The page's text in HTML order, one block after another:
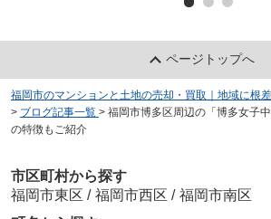
ページトップへ
福岡市のマンションと土地の売却・買取｜地域に根
> ブログ記事一覧 > 福岡市博多区周辺の「博多女子
の特徴もご紹介
市区町村から探す
福岡市東区 / 福岡市西区 / 福岡市南区